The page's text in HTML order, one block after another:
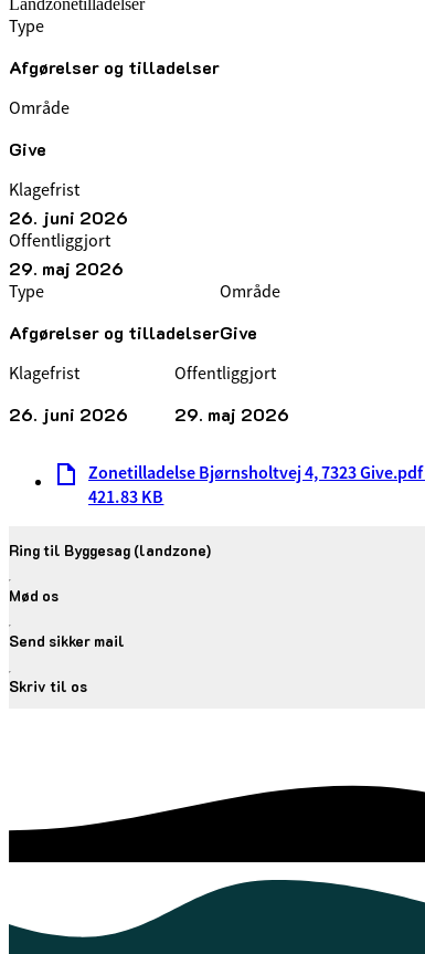
Landzonetilladelser
Type
Afgørelser og tilladelser
Område
Give
Klagefrist
26. juni 2026
Offentliggjort
29. maj 2026
Type
Afgørelser og tilladelser
Område
Give
Klagefrist
26. juni 2026
Offentliggjort
29. maj 2026
Zonetilladelse Bjørnsholtvej 4, 7323 Give.pdf
421.83 KB
Ring til Byggesag (landzone)
Mød os
Send sikker mail
Skriv til os